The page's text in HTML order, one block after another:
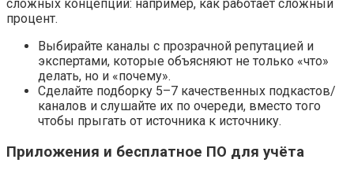
сложных концепций: например, как работает сложный
процент.
Выбирайте каналы с прозрачной репутацией и
экспертами, которые объясняют не только «что»
делать, но и «почему».
Сделайте подборку 5–7 качественных подкастов/
каналов и слушайте их по очереди, вместо того
чтобы прыгать от источника к источнику.
Приложения и бесплатное ПО для учёта